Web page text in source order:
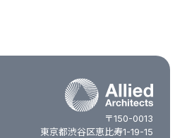
〒150-0013
東京都渋谷区恵比寿1-19-15